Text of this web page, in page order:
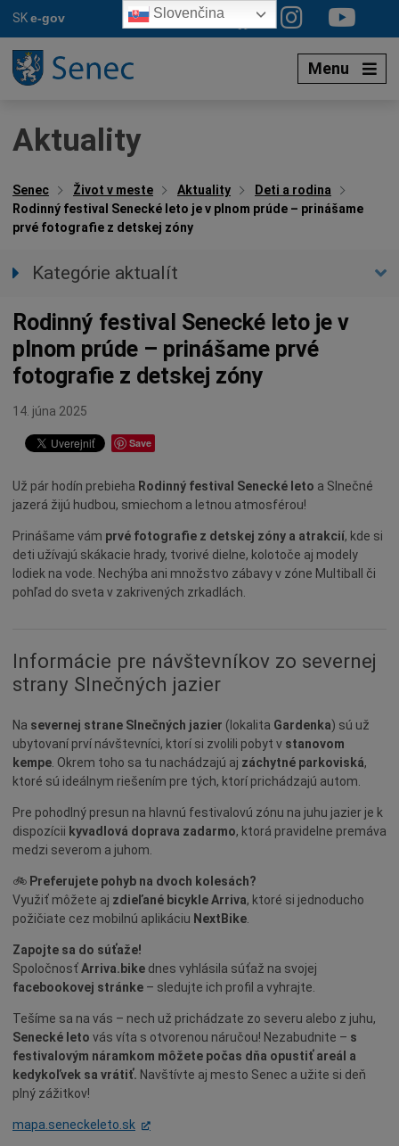
SKe-gov
Menu
Aktuality
Senec Život v meste Aktuality
Deti a rodina
Rodinný festival Senecké leto je v plnom prúde – prinášame
prvé fotografie z detskej zóny
Kategórie aktualít
Spravodajstvo
Parkovacia politika
Kultúra
Ocenenia
Dotácie
Doprava
Mestský úrad
Projekty
Napísali o nás
Osobnosti
Ocenenia
Voľby
Naše školy
Seniori
Partnerské mestá
Národnostné menšiny
Cyklomesto
Rekonštrukcia
História
Turizmus
Slnečné jazerá
Dobrovoľníctvo
Rodinný festival Senecké leto je v
plnom prúde – prinášame prvé
fotografie z detskej zóny
14. júna 2025
Save
Už pár hodín prebieha Rodinný festival Senecké leto a Slnečné
jazerá žijú hudbou, smiechom a letnou atmosférou!
Prinášame vám prvé fotografie z detskej zóny a atrakcií, kde si
deti užívajú skákacie hrady, tvorivé dielne, kolotoče aj modely
lodiek na vode. Nechýba ani množstvo zábavy v zóne Multiball či
pohľad do sveta v zakrivených zrkadlách.
Informácie pre návštevníkov zo severnej
strany Slnečných jazier
Na severnej strane Slnečných jazier (lokalita Gardenka) sú už
ubytovaní prví návštevníci, ktorí si zvolili pobyt v stanovom
kempe . Okrem toho sa tu nachádzajú aj záchytné parkoviská,
ktoré sú ideálnym riešením pre tých, ktorí prichádzajú autom.
Pre pohodlný presun na hlavnú festivalovú zónu na juhu jazier je k
dispozícii kyvadlová doprava zadarmo, ktorá pravidelne premáva
medzi severom a juhom.
🚲 Preferujete pohyb na dvoch kolesách?
Využiť môžete aj zdieľané bicykle Arriva, ktoré si jednoducho
požičiate cez mobilnú aplikáciu NextBike
Zapojte sa do súťaže!
SpoločnosťArriva.bike dnes vyhlásila súťaž na svojej
facebookovej stránke – sledujte ich profil a vyhrajte.
Tešíme sa na vás – nech už prichádzate zo severu alebo z juhu,
Senecké leto vás víta s otvorenou náručou! Nezabudnite – s
festivalovým náramkom môžete počas dňa opustiť areál a
kedykoľvek sa vrátiť. Navštívte aj mesto Senec a užite si deň
plný zážitkov!
mapa.seneckeleto.sk
Slovenčina